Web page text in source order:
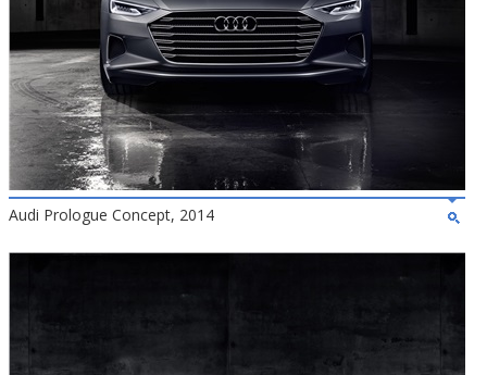
Audi Prologue Concept, 2014